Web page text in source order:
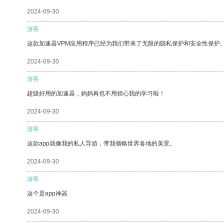
2024-09-30
游客
这款加速器VPM应用程序已经为我们带来了无限的隐私保护和安全性保护
2024-09-30
游客
超级好用的加速器，妈妈再也不用担心我的学习啦！
2024-09-30
游客
这款app就像我的私人导游，带我领略世界各地的美景。
2024-09-30
游客
这个是app神器
2024-09-30